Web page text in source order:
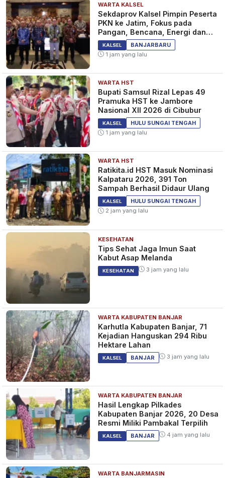
WARTA KALSEL
Sekdaprov Kalsel Pimpin Peserta
PKN ke Jatim, Fokus pada
Pangan, Bencana, Energi dan
Ekonomi
KALSEL
BANJARBARU
1 jam yang lalu
WARTA HST
Bupati Samsul Rizal Lepas 49
Pramuka HST ke Jambore
Nasional XII 2026 di Cibubur
KALSEL
HULU SUNGAI TENGAH
1 jam yang lalu
WARTA HST
Ratikita.id HST Masuk Nominasi
Kalpataru 2026, 391 Ton
Sampah Berhasil Didaur Ulang
KALSEL
HULU SUNGAI TENGAH
2 jam yang lalu
KESEHATAN
Tips Sehat Jaga Imun Saat
Kabut Asap Melanda
KESEHATAN 3 jam yang lalu
WARTA KABUPATEN BANJAR
Karhutla Kabupaten Banjar, 71
Kejadian Hanguskan 294 Ribu
Hektare Lahan
KALSEL BANJAR 3 jam yang lalu
WARTA KABUPATEN BANJAR
Hasil Lengkap Pilkades
Kabupaten Banjar 2026, 20 Desa
Resmi Miliki Pambakal Terpilih
KALSEL BANJAR 4 jam yang lalu
WARTA BANJARMASIN